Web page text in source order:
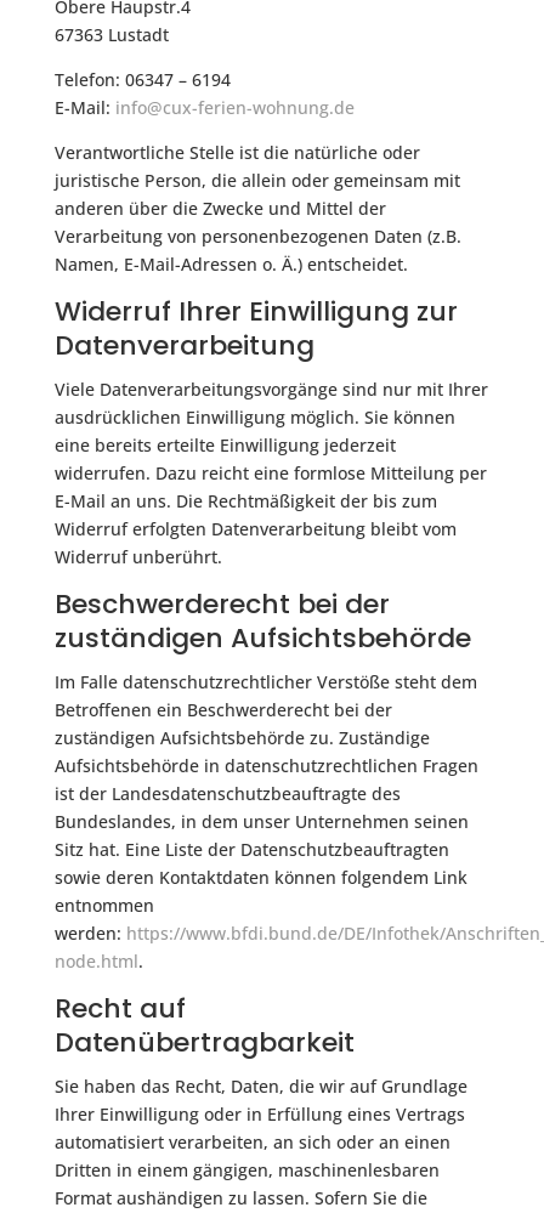
Obere Haupstr.4
67363 Lustadt
Telefon: 06347 – 6194
E-Mail: info@cux-ferien-wohnung.de
Verantwortliche Stelle ist die natürliche oder
juristische Person, die allein oder gemeinsam mit
anderen über die Zwecke und Mittel der
Verarbeitung von personenbezogenen Daten (z.B.
Namen, E-Mail-Adressen o. Ä.) entscheidet.
Widerruf Ihrer Einwilligung zur
Datenverarbeitung
Viele Datenverarbeitungsvorgänge sind nur mit Ihrer
ausdrücklichen Einwilligung möglich. Sie können
eine bereits erteilte Einwilligung jederzeit
widerrufen. Dazu reicht eine formlose Mitteilung per
E-Mail an uns. Die Rechtmäßigkeit der bis zum
Widerruf erfolgten Datenverarbeitung bleibt vom
Widerruf unberührt.
Beschwerderecht bei der
zuständigen Aufsichtsbehörde
Im Falle datenschutzrechtlicher Verstöße steht dem
Betroffenen ein Beschwerderecht bei der
zuständigen Aufsichtsbehörde zu. Zuständige
Aufsichtsbehörde in datenschutzrechtlichen Fragen
ist der Landesdatenschutzbeauftragte des
Bundeslandes, in dem unser Unternehmen seinen
Sitz hat. Eine Liste der Datenschutzbeauftragten
sowie deren Kontaktdaten können folgendem Link
entnommen
werden: https://www.bfdi.bund.de/DE/Infothek/
node.html.
Recht auf
Datenübertragbarkeit
Sie haben das Recht, Daten, die wir auf Grundlage
Ihrer Einwilligung oder in Erfüllung eines Vertrags
automatisiert verarbeiten, an sich oder an einen
Dritten in einem gängigen, maschinenlesbaren
Format aushändigen zu lassen. Sofern Sie die